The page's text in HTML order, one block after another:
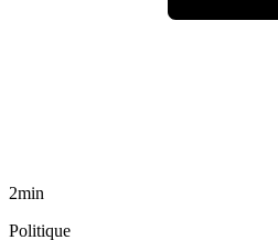
2min
Politique